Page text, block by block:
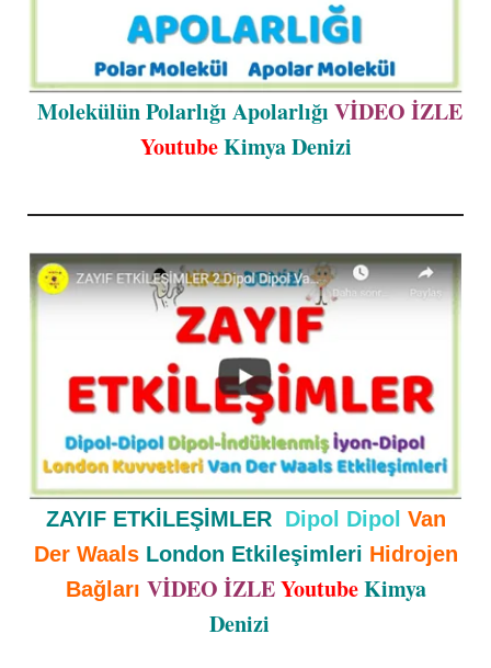
Molekülün Polarlığı Apolarlığı VİDEO İZLE
YoutubeKimya Denizi
ZAYIF ETKİLEŞİMLER Dipol Dipol Van
Der WaalsLondon Etkileşimleri Hidrojen
Bağları VİDEO İZLEYoutubeKimya
Denizi